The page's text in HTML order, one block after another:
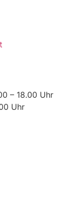
– 18.00 Uhr
Uhr